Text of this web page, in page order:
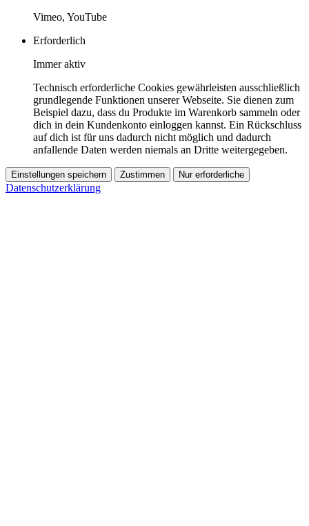
Vimeo, YouTube
Erforderlich
Immer aktiv
Technisch erforderliche Cookies gewährleisten ausschließlich
grundlegende Funktionen unserer Webseite. Sie dienen zum
Beispiel dazu, dass du Produkte im Warenkorb sammeln oder
dich in dein Kundenkonto einloggen kannst. Ein Rückschluss
auf dich ist für uns dadurch nicht möglich und dadurch
anfallende Daten werden niemals an Dritte weitergegeben.
Einstellungen speichern Zustimmen Nur erforderliche
Datenschutzerklärung